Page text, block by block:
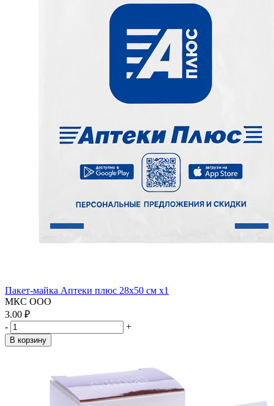
Пакет-майка Аптеки плюс 28х50 см x1
МКС ООО
3.00 ₽
-
+
В корзину